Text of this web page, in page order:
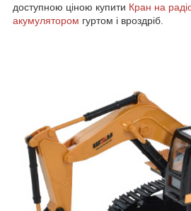
доступною ціною купити Кран на
акумулятором гуртом і вроздріб.